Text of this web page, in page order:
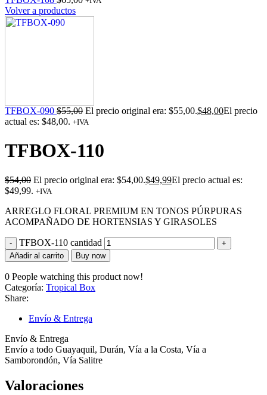
Volver a productos
TFBOX-090 $55,00 El precio original era: $55,00.$48,00El precio
actual es: $48,00. +IVA
TFBOX-110
$54,00 El precio original era: $54,00.$49,99El precio actual es:
$49,99. +IVA
ARREGLO FLORAL PREMIUM EN TONOS PÚRPURAS
ACOMPAÑADO DE HORTENSIAS Y GIRASOLES
TFBOX-110 cantidad
Añadir al carrito Buy now
0 People watching this product now!
Categoría: Tropical Box
Share:
Envío & Entrega
Envío & Entrega
Envío a todo Guayaquil, Durán, Vía a la Costa, Vía a
Samborondón, Vía Salitre
Valoraciones